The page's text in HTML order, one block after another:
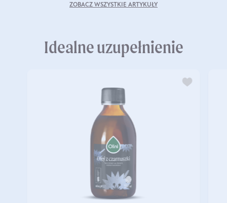
ZOBACZ WSZYSTKIE ARTYKUŁY
Idealne uzupełnienie